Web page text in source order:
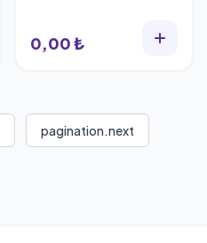
0,00 ₺
pagination.next